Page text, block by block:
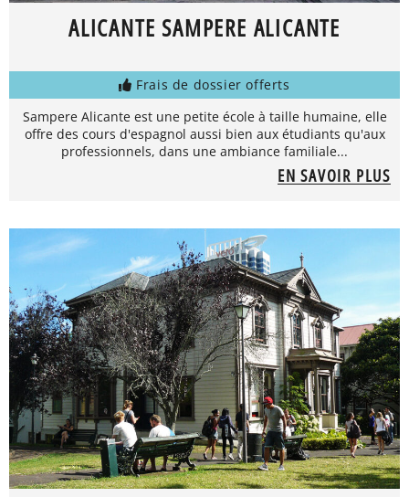
ALICANTE SAMPERE ALICANTE
Frais de dossier offerts
Sampere Alicante est une petite école à taille humaine, elle
offre des cours d'espagnol aussi bien aux étudiants qu'aux
professionnels, dans une ambiance familiale...
EN SAVOIR PLUS